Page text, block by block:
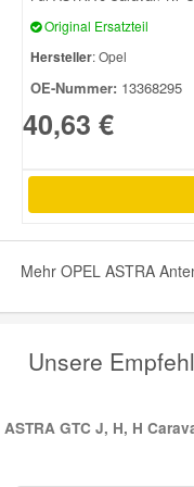
Original Ersatzteil
Hersteller: Opel
OE-Nummer: 13368295
40,63 €
Mehr OPEL ASTRA
Unsere
ASTRA GTC J, H, H